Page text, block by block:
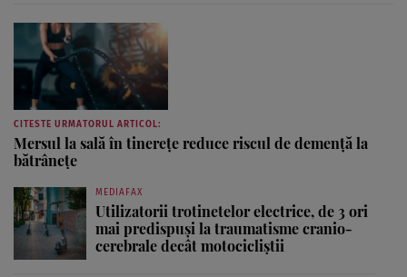
CITESTE URMATORUL ARTICOL:
Mersul la sală în tinerețe reduce riscul de demență la
bătrânețe
MEDIAFAX
Utilizatorii trotinetelor electrice, de 3 ori
mai predispuși la traumatisme cranio-
cerebrale decât motocicliștii